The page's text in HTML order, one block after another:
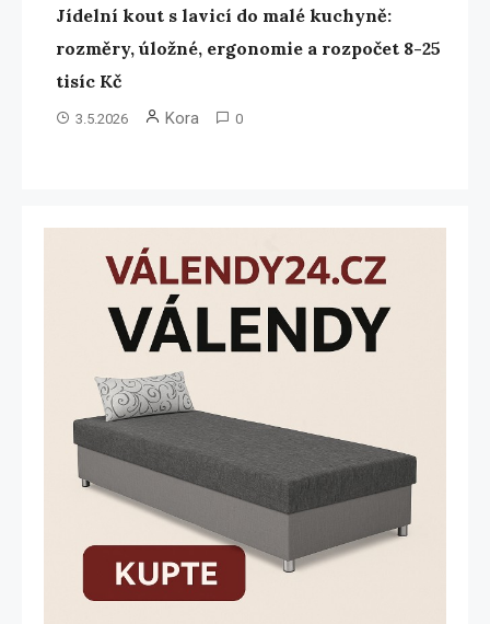
Jídelní kout s lavicí do malé kuchyně:
rozměry, úložné, ergonomie a rozpočet 8-25
tisíc Kč
3.5.2026 Kora 0